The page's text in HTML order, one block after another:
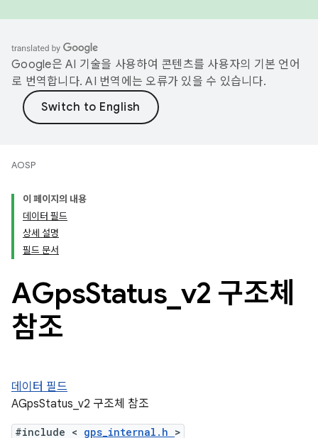
Google은 AI 기술을 사용하여 콘텐츠를 사용자의 기본 언어
로 번역합니다. AI 번역에는 오류가 있을 수 있습니다.
AOSP
이 페이지의 내용
데이터 필드
상세 설명
필드 문서
AGpsStatus v2 구조체
참조
데이터 필드
AGpsStatus_v2 구조체 참조
#include < gps_internal.h >